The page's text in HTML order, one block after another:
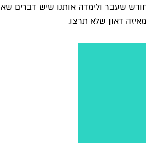
שעבר ולימדה אותנו שיש דברים
דאון שלא תרצו.